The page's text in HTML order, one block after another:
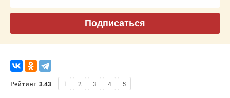
Подписаться
Рейтинг:3.43 1 2 3 4 5